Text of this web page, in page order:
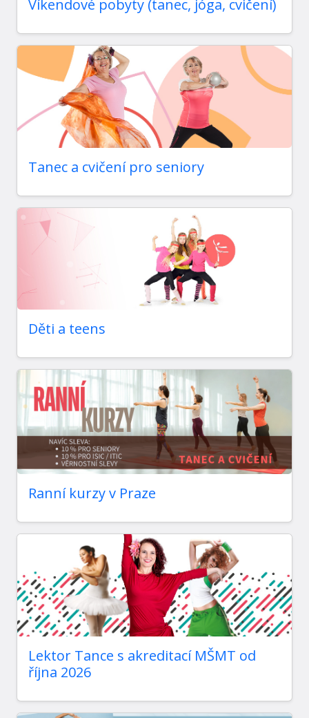
Víkendové pobyty (tanec, jóga, cvičení)
Tanec a cvičení pro seniory
Děti a teens
Ranní kurzy v Praze
Lektor Tance s akreditací MŠMT od
října 2026